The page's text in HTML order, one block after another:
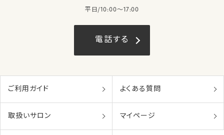
平日/10:00〜17:00
電話する
ご利用ガイド よくある質問
取扱いサロン マイページ